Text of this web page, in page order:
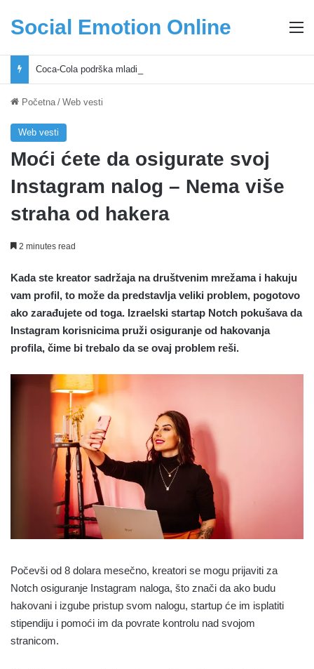
Social Emotion Online
Početna / Web vesti
Web vesti
Moći ćete da osigurate svoj
Instagram nalog – Nema više
straha od hakera
2 minutes read
Kada ste kreator sadržaja na društvenim mrežama i hakuju
vam profil, to može da predstavlja veliki problem, pogotovo
ako zarađujete od toga. Izraelski startap Notch pokušava da
Instagram korisnicima pruži osiguranje od hakovanja
profila, čime bi trebalo da se ovaj problem reši.
Počevši od 8 dolara mesečno, kreatori se mogu prijaviti za
Notch osiguranje Instagram naloga, što znači da ako budu
hakovani i izgube pristup svom nalogu, startup će im isplatiti
stipendiju i pomoći im da povrate kontrolu nad svojom
stranicom.